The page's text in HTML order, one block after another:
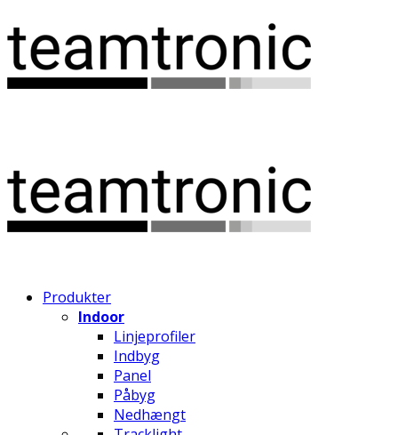
Produkter
Indoor
Linjeprofiler
Indbyg
Panel
Påbyg
Nedhængt